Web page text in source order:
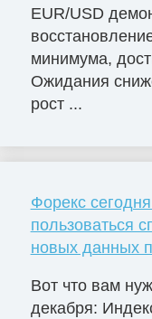
EUR/USD
минимума,
Ожидания
рост ...
Форекс
пользоваться
новых данных
Вот что вам
декабря: